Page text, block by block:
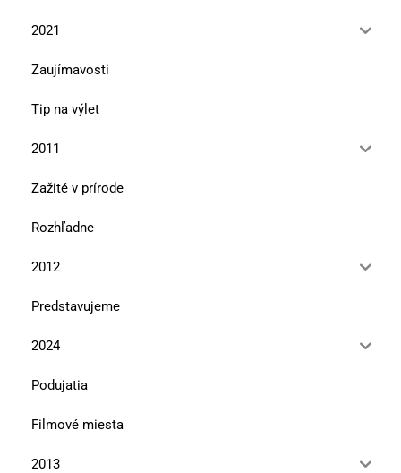
2021
Zaujímavosti
Tip na výlet
2011
Zažité v prírode
Rozhľadne
2012
Predstavujeme
2024
Podujatia
Filmové miesta
2013